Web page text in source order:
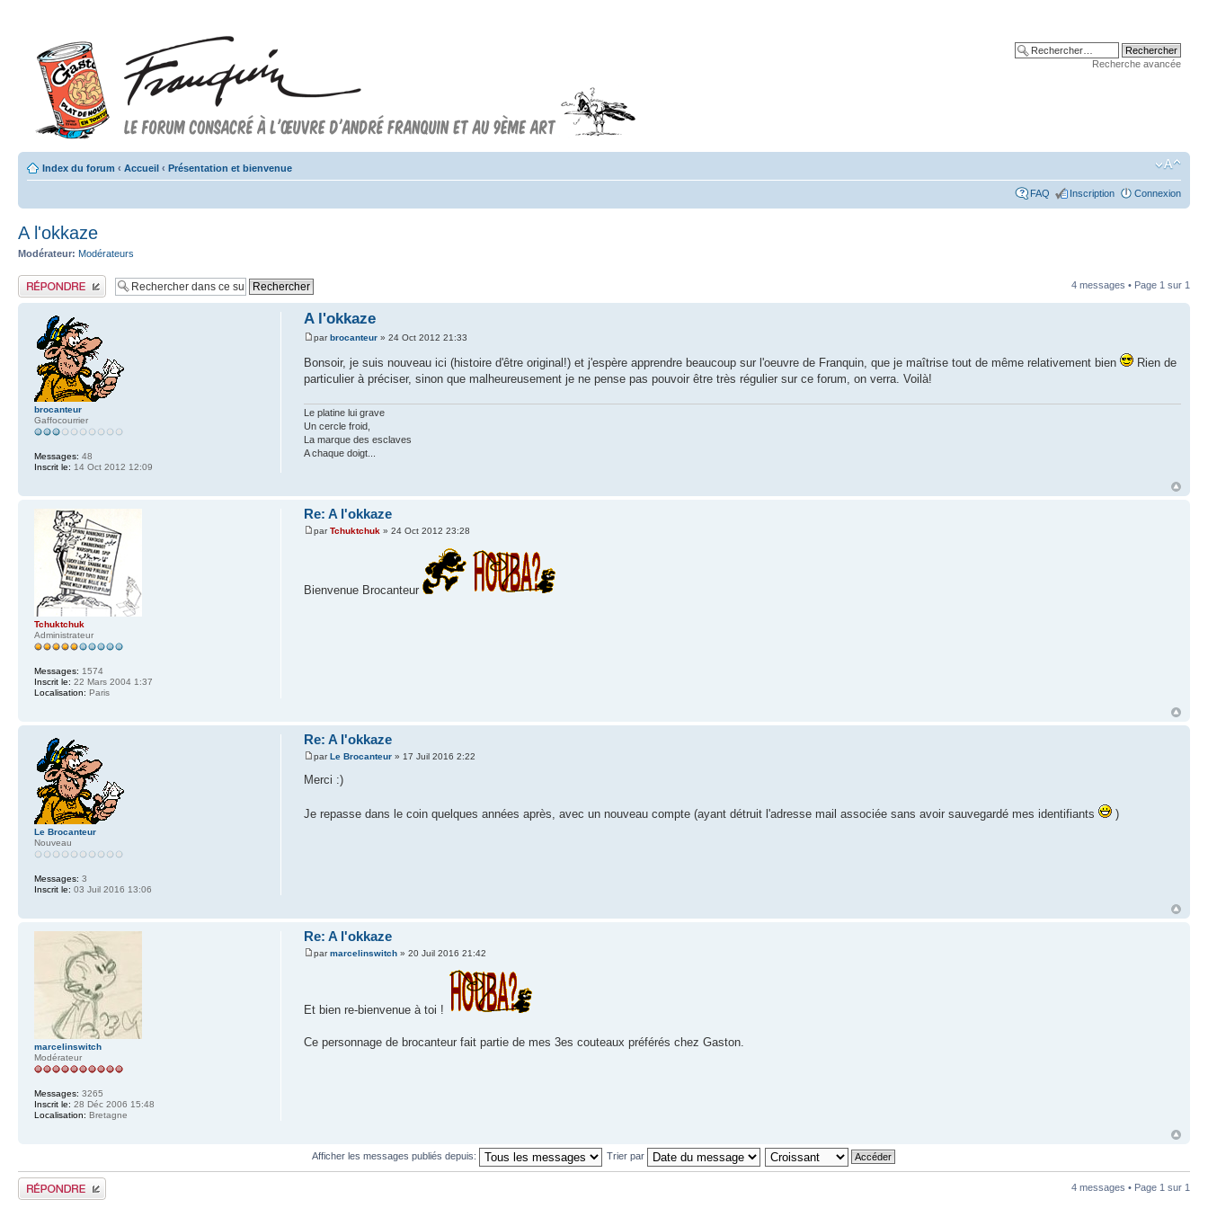
Recherche avancée
Index du forum ‹ Accueil ‹ Présentation et bienvenue
FAQ Inscription Connexion
A l'okkaze
Modérateur: Modérateurs
Publier une réponse 4 messages • Page 1 sur 1
A l'okkaze
parbrocanteur » 24 Oct 2012 21:33
Bonsoir, je suis nouveau ici (histoire d'être original!) et j'espère apprendre beaucoup sur l'oeuvre de Franquin, que je maîtrise tout de même relativement bien
Rien de
particulier à préciser, sinon que malheureusement je ne pense pas pouvoir être très régulier sur ce forum, on verra. Voilà!
Le platine lui grave
Un cercle froid,
La marque des esclaves
A chaque doigt...
brocanteur
Gaffocourrier
Messages: 48
Inscrit le: 14 Oct 2012 12:09
Re: A l'okkaze
parTchuktchuk » 24 Oct 2012 23:28
Bienvenue Brocanteur
Tchuktchuk
Administrateur
Messages: 1574
Inscrit le: 22 Mars 2004 1:37
Localisation: Paris
Re: A l'okkaze
parLe Brocanteur » 17 Juil 2016 2:22
Merci :)
Je repasse dans le coin quelques années après, avec un nouveau compte (ayant détruit l'adresse mail associée sans avoir sauvegardé mes identifiants )
Le Brocanteur
Nouveau
Messages: 3
Inscrit le: 03 Juil 2016 13:06
Re: A l'okkaze
parmarcelinswitch » 20 Juil 2016 21:42
Et bien re-bienvenue à toi !
Ce personnage de brocanteur fait partie de mes 3es couteaux préférés chez Gaston.
marcelinswitch
Modérateur
Messages: 3265
Inscrit le: 28 Déc 2006 15:48
Localisation: Bretagne
Afficher les messages publiés depuis: Trier par
Publier une réponse 4 messages • Page 1 sur 1